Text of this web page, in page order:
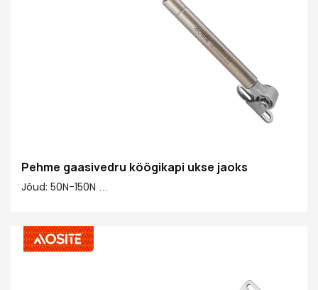
Pehme gaasivedru köögikapi ukse jaoks
Jõud: 50N-150N
Käik: 90 mm
Põhimaterjal 20#: 20# Viimistlustoru, vask, plastik